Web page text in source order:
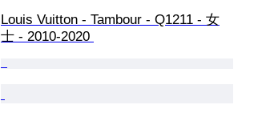
Louis Vuitton - Tambour - Q1211 - 女
士 - 2010-2020